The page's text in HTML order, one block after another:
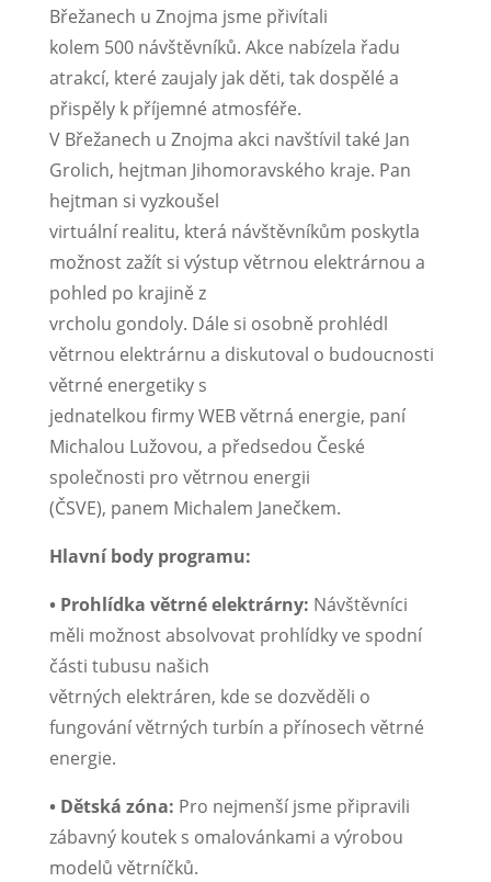
Břežanech u Znojma jsme přivítali
kolem 500 návštěvníků. Akce nabízela řadu
atrakcí, které zaujaly jak děti, tak dospělé a
přispěly k příjemné atmosféře.
V Břežanech u Znojma akci navštívil také Jan
Grolich, hejtman Jihomoravského kraje. Pan
hejtman si vyzkoušel
virtuální realitu, která návštěvníkům poskytla
možnost zažít si výstup větrnou elektrárnou a
pohled po krajině z
vrcholu gondoly. Dále si osobně prohlédl
větrnou elektrárnu a diskutoval o budoucnosti
větrné energetiky s
jednatelkou firmy WEB větrná energie, paní
Michalou Lužovou, a předsedou České
společnosti pro větrnou energii
(ČSVE), panem Michalem Janečkem.
Hlavní body programu:
• Prohlídka větrné elektrárny: Návštěvníci
měli možnost absolvovat prohlídky ve spodní
části tubusu našich
větrných elektráren, kde se dozvěděli o
fungování větrných turbín a přínosech větrné
energie.
• Dětská zóna: Pro nejmenší jsme připravili
zábavný koutek s omalovánkami a výrobou
modelů větrníčků.